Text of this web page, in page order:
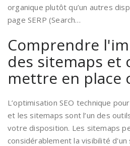
organique plutôt qu’un autres
page SERP (Search…
Comprendre
des sitemaps et
mettre en place
L’optimisation SEO technique
et les sitemaps sont l’un des
votre disposition. Les sitemaps
considérablement la visibilité